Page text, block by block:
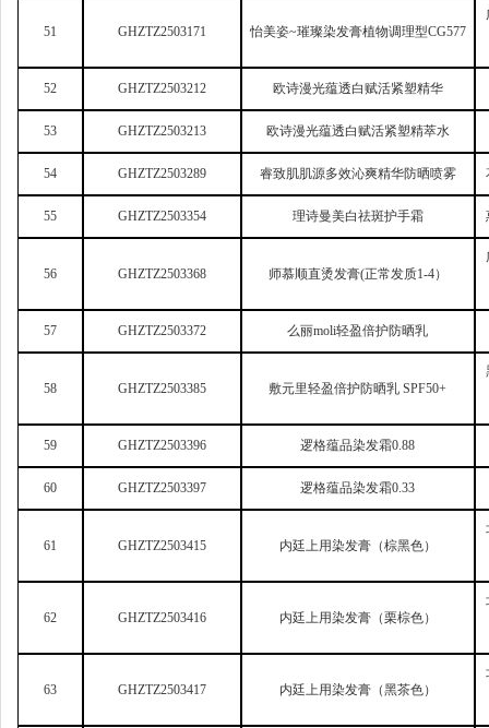
51 GHZTZ2503171 怡美姿~璀璨染发膏植物调理型CG577
52 GHZTZ2503212 欧诗漫光蕴透白赋活紧塑精华
53 GHZTZ2503213 欧诗漫光蕴透白赋活紧塑精萃水
54 GHZTZ2503289 睿致肌肌源多效沁爽精华防晒喷雾
55 GHZTZ2503354 理诗曼美白祛斑护手霜
56 GHZTZ2503368 师慕顺直烫发膏(正常发质1-4）
57 GHZTZ2503372 么丽moli轻盈倍护防晒乳
58 GHZTZ2503385 敷元里轻盈倍护防晒乳 SPF50+
59 GHZTZ2503396 逻格蕴品染发霜0.88
60 GHZTZ2503397 逻格蕴品染发霜0.33
61 GHZTZ2503415 内廷上用染发膏（棕黑色）
62 GHZTZ2503416 内廷上用染发膏（栗棕色）
63 GHZTZ2503417 内廷上用染发膏（黑茶色）